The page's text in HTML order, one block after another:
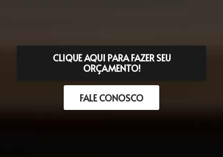
CLIQUE AQUI PARA FAZER SEU
ORÇAMENTO!
FALE CONOSCO